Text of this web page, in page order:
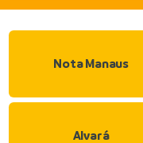
Nota Manaus
Alvará